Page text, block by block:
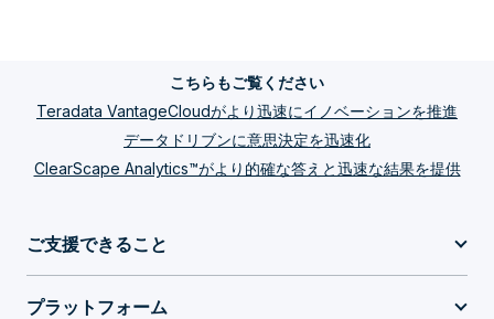
こちらもご覧ください
Teradata VantageCloudがより迅速にイノベーションを推進
データドリブンに意思決定を迅速化
ClearScape Analytics™がより的確な答えと迅速な結果を提供
ご支援できること
プラットフォーム